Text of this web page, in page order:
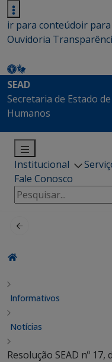
ir para conteúdoir
Ouvidoria
SEAD
Secretaria de Estado
Humanos
Institucional
Fale Conosco
Pesquisar
por:
Informativos
Notícias
Resolução SEAD nº